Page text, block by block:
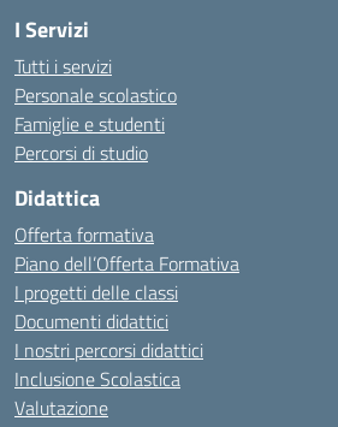
I Servizi
Tutti i servizi
Personale scolastico
Famiglie e studenti
Percorsi di studio
Didattica
Offerta formativa
Piano dell’Offerta Formativa
I progetti delle classi
Documenti didattici
I nostri percorsi didattici
Inclusione Scolastica
Valutazione